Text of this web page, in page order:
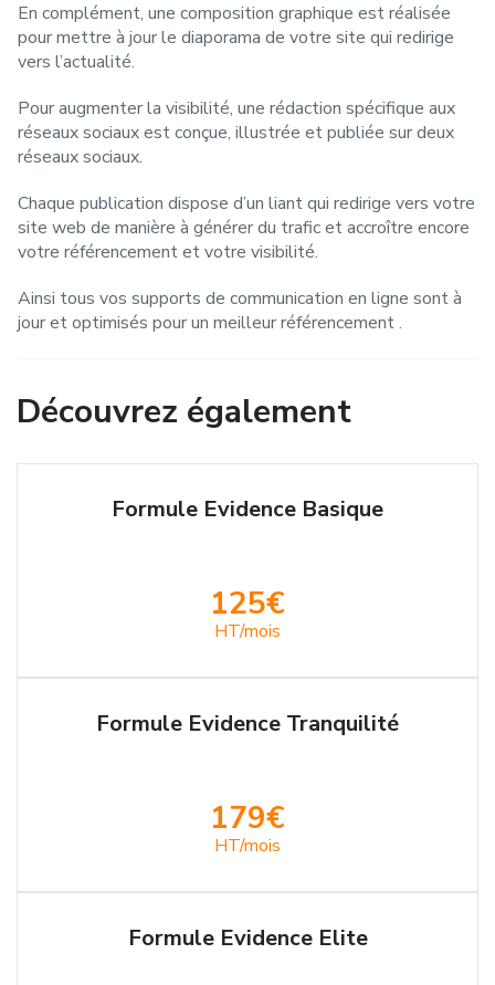
En complément, une composition graphique est réalisée
pour mettre à jour le diaporama de votre site qui redirige
vers l’actualité.
Pour augmenter la visibilité, une rédaction spécifique aux
réseaux sociaux est conçue, illustrée et publiée sur deux
réseaux sociaux.
Chaque publication dispose d’un liant qui redirige vers votre
site web de manière à générer du trafic et accroître encore
votre référencement et votre visibilité.
Ainsi tous vos supports de communication en ligne sont à
jour et optimisés pour un meilleur référencement .
Découvrez également
Formule Evidence Basique
125€
HT/mois
Formule Evidence Tranquilité
179€
HT/mois
Formule Evidence Elite